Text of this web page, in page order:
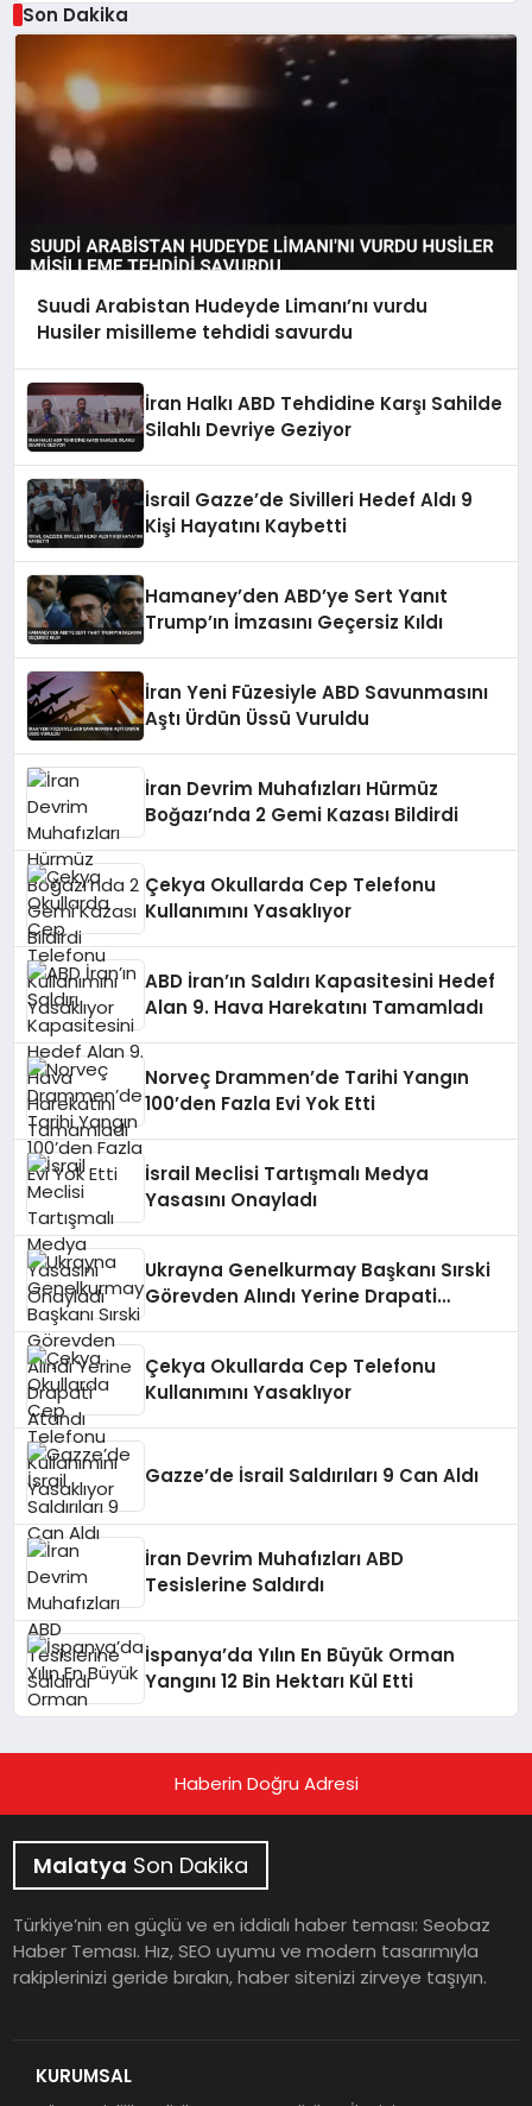
Son Dakika
Suudi Arabistan Hudeyde Limanı’nı vurdu
Husiler misilleme tehdidi savurdu
İran Halkı ABD Tehdidine Karşı Sahilde
Silahlı Devriye Geziyor
İsrail Gazze’de Sivilleri Hedef Aldı 9
Kişi Hayatını Kaybetti
Hamaney’den ABD’ye Sert Yanıt
Trump’ın İmzasını Geçersiz Kıldı
İran Yeni Füzesiyle ABD Savunmasını
Aştı Ürdün Üssü Vuruldu
İran Devrim Muhafızları Hürmüz
Boğazı’nda 2 Gemi Kazası Bildirdi
Çekya Okullarda Cep Telefonu
Kullanımını Yasaklıyor
ABD İran’ın Saldırı Kapasitesini Hedef
Alan 9. Hava Harekatını Tamamladı
Norveç Drammen’de Tarihi Yangın
100’den Fazla Evi Yok Etti
İsrail Meclisi Tartışmalı Medya
Yasasını Onayladı
Ukrayna Genelkurmay Başkanı Sırski
Görevden Alındı Yerine Drapati
Çekya Okullarda Cep Telefonu
Kullanımını Yasaklıyor
Gazze’de İsrail Saldırıları 9 Can Aldı
İran Devrim Muhafızları ABD
Tesislerine Saldırdı
İspanya’da Yılın En Büyük Orman
Yangını 12 Bin Hektarı Kül Etti
Haberin Doğru Adresi
Malatya Son Dakika
Türkiye’nin en güçlü ve en iddialı haber teması: Seobaz
Haber Teması. Hız, SEO uyumu ve modern tasarımıyla
rakiplerinizi geride bırakın, haber sitenizi zirveye taşıyın.
KURUMSAL